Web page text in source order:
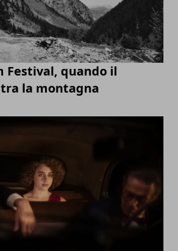
Festival, quando il
la montagna